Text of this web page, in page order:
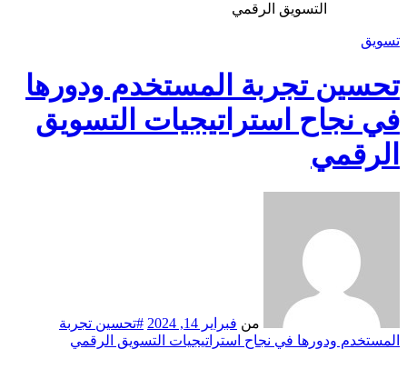
التسويق الرقمي
تسويق
تحسين تجربة المستخدم ودورها
في نجاح استراتيجيات التسويق
الرقمي
من فبراير 14, 2024
#تحسين تجربة
المستخدم ودورها في نجاح استراتيجيات التسويق الرقمي